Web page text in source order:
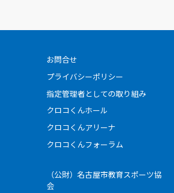
お問合せ
プライバシーポリシー
指定管理者としての取り組み
クロコくんホール
クロコくんアリーナ
クロコくんフォーラム
（公財）名古屋市教育スポーツ協
会